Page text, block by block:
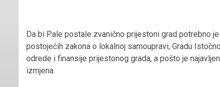
Da bi Pale postale zvanično prijestoni grad potrebno
postojećih zakona o lokalnoj samoupravi, Gradu
odrede i finansije prijestonog grada, a pošto je
izmjena.